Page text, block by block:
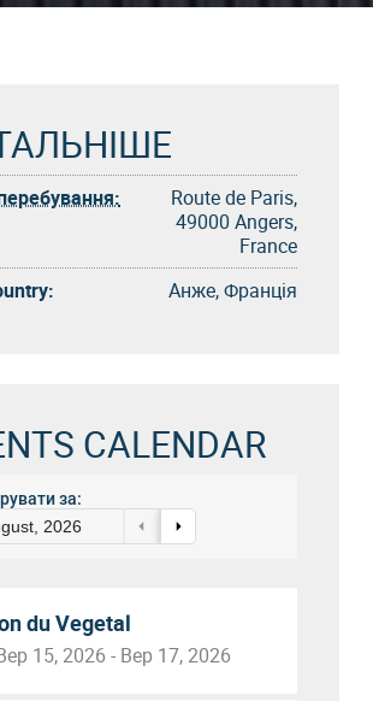
Route de Paris,
49000 Angers,
France
Анже, Франція
CALENDAR
за:
2026
du Vegetal
15, 2026 - Вер 17, 2026